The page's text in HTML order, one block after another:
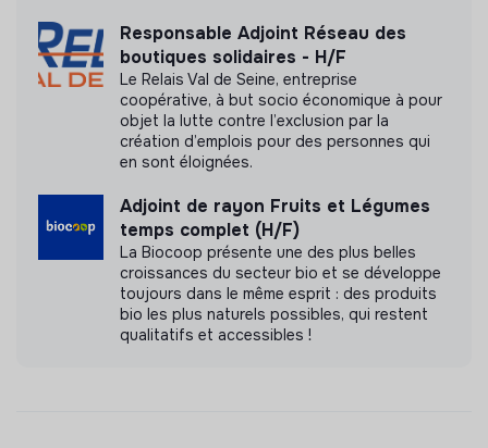
Responsable Adjoint Réseau des
boutiques solidaires - H/F
Le Relais Val de Seine, entreprise
coopérative, à but socio économique à pour
objet la lutte contre l’exclusion par la
création d’emplois pour des personnes qui
en sont éloignées.
Adjoint de rayon Fruits et Légumes
temps complet (H/F)
La Biocoop présente une des plus belles
croissances du secteur bio et se développe
toujours dans le même esprit : des produits
bio les plus naturels possibles, qui restent
qualitatifs et accessibles !